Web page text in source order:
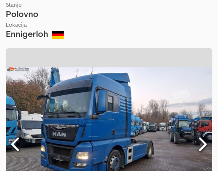
Stanje
Polovno
Lokacija
Ennigerloh